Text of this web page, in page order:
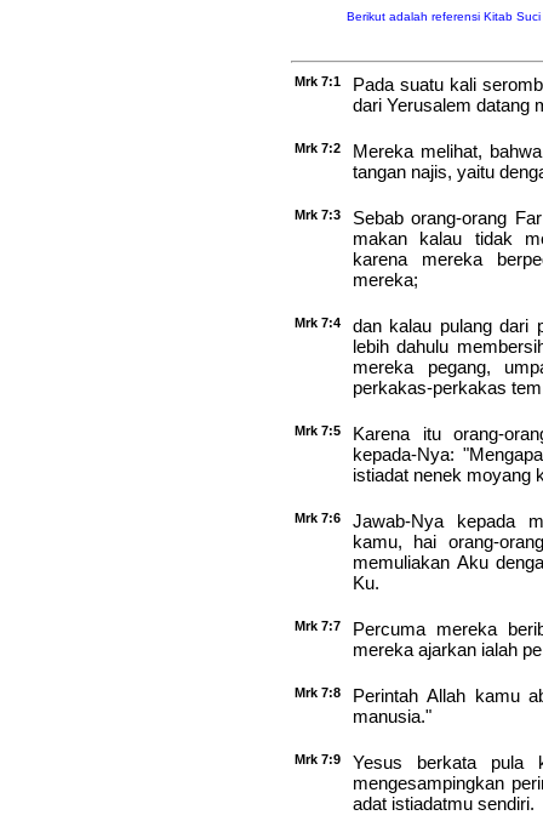
Berikut adalah referensi Kitab
Mrk 7:1
Pada suatu kali
dari Yerusalem datang
Mrk 7:2
Mereka melihat,
tangan najis, yaitu
Mrk 7:3
Sebab orang-orang
makan kalau tidak
karena mereka
mereka;
Mrk 7:4
dan kalau pulang dari
lebih dahulu
mereka pegang,
perkakas-perkakas
Mrk 7:5
Karena itu orang-
kepada-Nya:
istiadat nenek moyang
Mrk 7:6
Jawab-Nya kepada
kamu, hai orang-
memuliakan Aku
Ku.
Mrk 7:7
Percuma mereka
mereka ajarkan ialah
Mrk 7:8
Perintah Allah kamu
manusia."
Mrk 7:9
Yesus berkata pula
mengesampingkan
adat istiadatmu sendiri.